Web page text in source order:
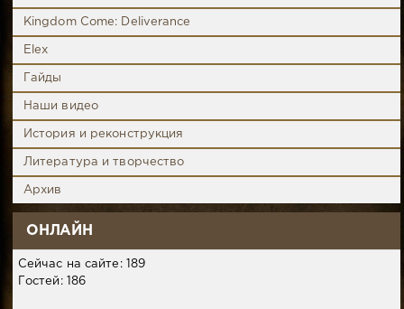
Kingdom Come: Deliverance
Elex
Гайды
Наши видео
История и реконструкция
Литература и творчество
Архив
ОНЛАЙН
Сейчас на сайте: 189
Гостей: 186